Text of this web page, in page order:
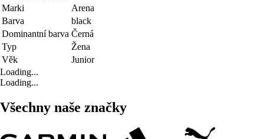
Marki
Arena
Barva
black
Dominantní barva Černá
Typ
Žena
Věk
Junior
Loading...
Loading...
Všechny naše značky